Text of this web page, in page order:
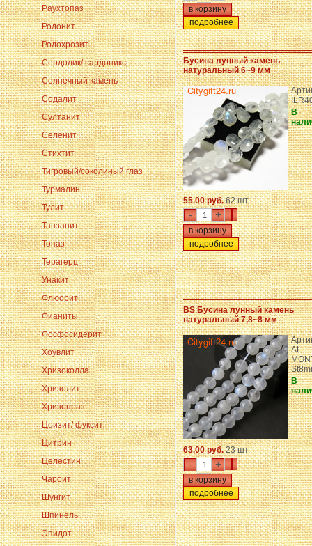
Раухтопаз
Родонит
Родохрозит
Сердолик/ сардоникс
Солнечный камень
Содалит
Султанит
Селенит
Стихтит
Тигровый/соколиный глаз
Турмалин
Тулит
Танзанит
Топаз
Терагерц
Унакит
Флюорит
Фианиты
Фосфосидерит
Хоувлит
Хризоколла
Хризолит
Хризопраз
Цоизит/ фуксит
Цитрин
Целестин
Чароит
Шунгит
Шпинель
Эпидот
подробнее
Бусина лунный камень
натуральный 6~9 мм
В
55.00 руб.62 шт.
- +
подробнее
BS Бусина лунный камень
натуральный 7,8~8 мм
AL-
В
63.00 руб.23 шт.
- +
подробнее